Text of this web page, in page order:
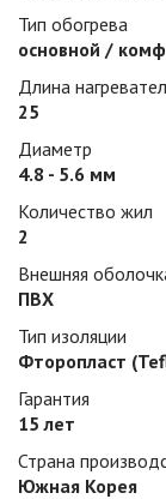
Тип обогрева
основной /
Длина
25
Диаметр
4.8 - 5.6 мм
Количество жил
2
Внешняя
ПВХ
Тип изоляции
Фторопласт
Гарантия
15 лет
Страна
Южная Корея